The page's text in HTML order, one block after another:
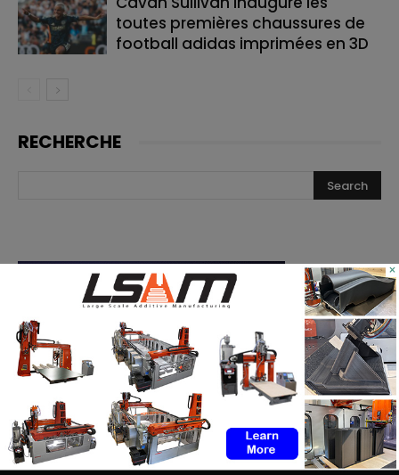
toutes premières chaussures de
football adidas imprimées en 3D
RECHERCHE
×